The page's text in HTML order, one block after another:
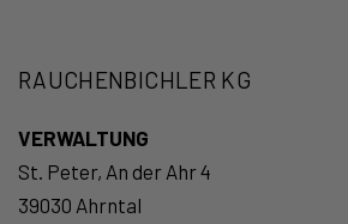
RAUCHENBICHLER KG
VERWALTUNG
St. Peter, An der Ahr 4
39030 Ahrntal